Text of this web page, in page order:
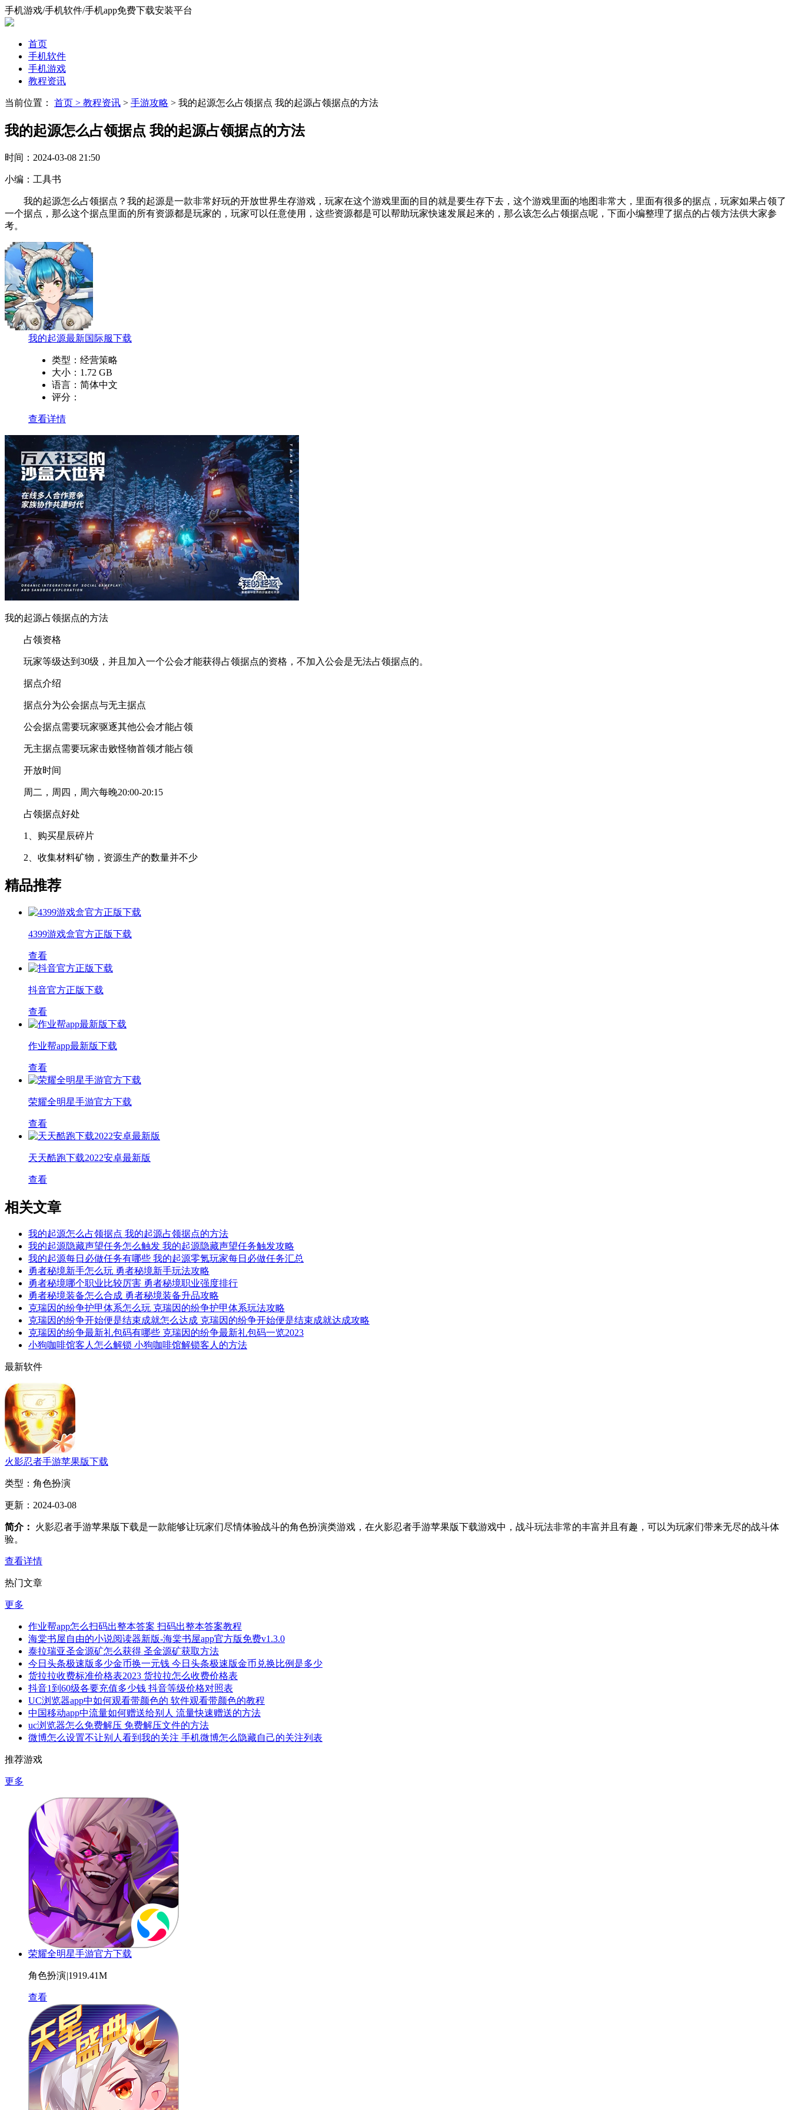
手机游戏/手机软件/手机app免费下载安装平台
首页
手机软件
手机游戏
教程资讯
当前位置： 首页 > 教程资讯 > 手游攻略 > 我的起源怎么占领据点 我的起源占领据点的方法
我的起源怎么占领据点 我的起源占领据点的方法
时间： 2024-03-08 21:50
小编： 工具书
我的起源怎么占领据点？我的起源是一款非常好玩的开放世界生存游戏，玩家在这个游戏里面的目的就是要生存下去，这个游戏里面的地图非常大，里面有很多的据点，玩家如果占领了
一个据点，那么这个据点里面的所有资源都是玩家的，玩家可以任意使用，这些资源都是可以帮助玩家快速发展起来的，那么该怎么占领据点呢，下面小编整理了据点的占领方法供大家参
考。
我的起源最新国际服下载
类型： 经营策略
大小： 1.72 GB
语言： 简体中文
评分：
查看详情
我的起源占领据点的方法
占领资格
玩家等级达到30级，并且加入一个公会才能获得占领据点的资格，不加入公会是无法占领据点的。
据点介绍
据点分为公会据点与无主据点
公会据点需要玩家驱逐其他公会才能占领
无主据点需要玩家击败怪物首领才能占领
开放时间
周二，周四，周六每晚20:00-20:15
占领据点好处
1、购买星辰碎片
2、收集材料矿物，资源生产的数量并不少
精品推荐
4399游戏盒官方正版下载
查看
抖音官方正版下载
查看
作业帮app最新版下载
查看
荣耀全明星手游官方下载
查看
天天酷跑下载2022安卓最新版
查看
相关文章
我的起源怎么占领据点 我的起源占领据点的方法
我的起源隐藏声望任务怎么触发 我的起源隐藏声望任务触发攻略
我的起源每日必做任务有哪些 我的起源零氪玩家每日必做任务汇总
勇者秘境新手怎么玩 勇者秘境新手玩法攻略
勇者秘境哪个职业比较厉害 勇者秘境职业强度排行
勇者秘境装备怎么合成 勇者秘境装备升品攻略
克瑞因的纷争护甲体系怎么玩 克瑞因的纷争护甲体系玩法攻略
克瑞因的纷争开始便是结束成就怎么达成 克瑞因的纷争开始便是结束成就达成攻略
克瑞因的纷争最新礼包码有哪些 克瑞因的纷争最新礼包码一览2023
小狗咖啡馆客人怎么解锁 小狗咖啡馆解锁客人的方法
最新软件
火影忍者手游苹果版下载
类型： 角色扮演
更新： 2024-03-08
简介：
火影忍者手游苹果版下载是一款能够让玩家们尽情体验战斗的角色扮演类游戏，在火影忍者手游苹果版下载游戏中，战斗玩法非常的丰富并且有趣，可以为玩家们带来无尽的战斗体
验。
查看详情
热门文章
更多
作业帮app怎么扫码出整本答案 扫码出整本答案教程
海棠书屋自由的小说阅读器新版-海棠书屋app官方版免费v1.3.0
泰拉瑞亚圣金源矿怎么获得 圣金源矿获取方法
今日头条极速版多少金币换一元钱 今日头条极速版金币兑换比例是多少
货拉拉收费标准价格表2023 货拉拉怎么收费价格表
抖音1到60级各要充值多少钱 抖音等级价格对照表
UC浏览器app中如何观看带颜色的 软件观看带颜色的教程
中国移动app中流量如何赠送给别人 流量快速赠送的方法
uc浏览器怎么免费解压 免费解压文件的方法
微博怎么设置不让别人看到我的关注 手机微博怎么隐藏自己的关注列表
推荐游戏
更多
荣耀全明星手游官方下载
角色扮演|1919.41M
查看